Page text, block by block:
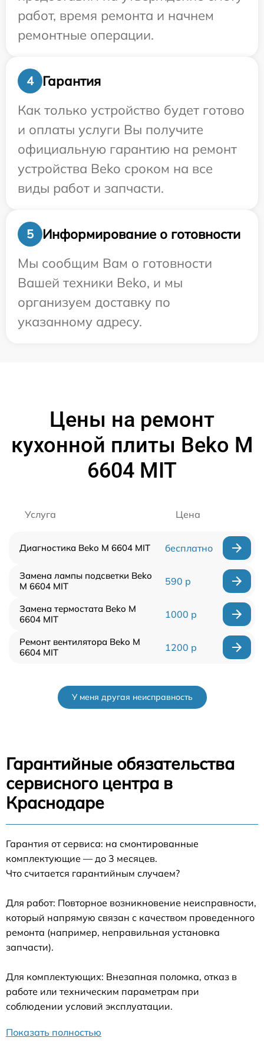
работ, время ремонта и начнем
ремонтные операции.
4
Гарантия
Как только устройство будет готово
и оплаты услуги Вы получите
официальную гарантию на ремонт
устройства Beko сроком на все
виды работ и запчасти.
5
Информирование о готовности
Мы сообщим Вам о готовности
Вашей техники Beko, и мы
организуем доставку по
указанному адресу.
Цены на ремонт
кухонной плиты Beko M
6604 MIT
Услуга Цена
Диагностика Beko M 6604 MIT бесплатно
Замена лампы подсветки Beko
M 6604 MIT
590 р
Замена термостата Beko M
6604 MIT
1000 р
Ремонт вентилятора Beko M
6604 MIT
1200 р
У меня другая неисправность
Гарантийные обязательства
сервисного центра в
Краснодаре
Гарантия от сервиса: на смонтированные
комплектующие — до 3 месяцев.
Что считается гарантийным случаем?
Для работ: Повторное возникновение неисправности,
который напрямую связан с качеством проведенного
ремонта (например, неправильная установка
запчасти).
Для комплектующих: Внезапная поломка, отказ в
работе или техническим параметрам при
соблюдении условий эксплуатации.
Показать полностью